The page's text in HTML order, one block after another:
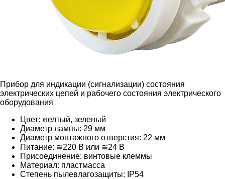
Прибор для индикации (сигнализации) состояния
электрических цепей и рабочего состояния электрического
оборудования
Цвет: желтый, зеленый
Диаметр лампы: 29 мм
Диаметр монтажного отверстия: 22 мм
Питание: ≅220 В или ≅24 В
Присоединение: винтовые клеммы
Материал: пластмасса
Степень пылевлагозащиты: IP54